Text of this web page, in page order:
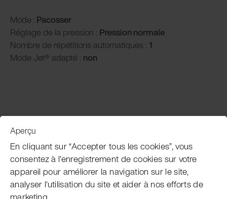
Mode : Pacosser
Réglage de la pression : Pression normale
Nombre de répétitions automatiques : 1
Mode Jet® adapté : non
Service clientèle
Subscribe Pacojet Newsletter
Aperçu
En cliquant sur “Accepter tous les cookies”, vous
consentez à l'enregistrement de cookies sur votre
appareil pour améliorer la navigation sur le site,
analyser l'utilisation du site et aider à nos efforts de